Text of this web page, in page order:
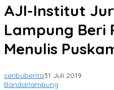
AJI-Institut
Lampung Beri
Menulis
seribuberita31 Juli 2019
Bandarlampung